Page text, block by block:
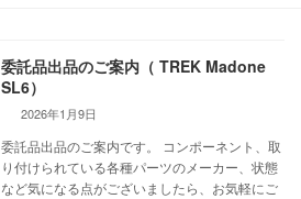
委託品出品のご案内（ TREK Madone
SL6）
2026年1月9日
委託品出品のご案内です。 コンポーネント、取
り付けられている各種パーツのメーカー、状態
など気になる点がございましたら、お気軽にご